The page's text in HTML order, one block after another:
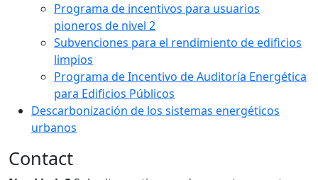
Programa de incentivos para usuarios
pioneros de nivel 2
Subvenciones para el rendimiento de edificios
limpios
Programa de Incentivo de Auditoría Energética
para Edificios Públicos
Descarbonización de los sistemas energéticos
urbanos
Contact